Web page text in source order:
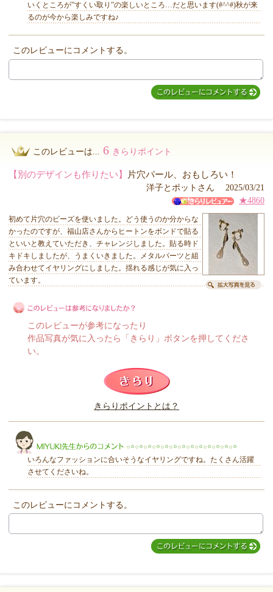
MIYUKI先生からのコメント
いくところが”すくい取り”の楽しいところ…だと思います(#^^#)秋が来
るのが今から楽しみですね♪
このレビューにコメントする。
このレビューは... 6 きらりポイント
【別のデザインも作りたい】 片穴パール、おもしろい！
洋子とポットさん 2025/03/21
★4860
初めて片穴のビーズを使いました。どう使うのか分からな
かったのですが、福山店さんからヒートンをボンドで貼る
といいと教えていただき、チャレンジしました。貼る時ド
キドキしましたが、うまくいきました。メタルパーツと組
み合わせてイヤリングにしました。揺れる感じが気に入っ
ています。
このレビューは参考になりましたか？
このレビューが参考になったり
作品写真が気に入ったら「きらり」ボタンを押してくださ
い。
きらりポイントとは？
いろんなファッションに合いそうなイヤリングですね。たくさん活躍
させてくださいね。
このレビューにコメントする。